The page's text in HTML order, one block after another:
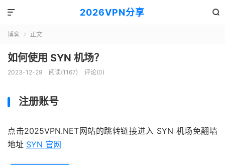
2026VPN分享 

博客  正文
如何使用 SYN 机场？
2023-12-29 阅读(1167) 评论(0)
注册账号
点击2025VPN.NET网站的跳转链接进入 SYN 机场免翻墙
地址 SYN 官网